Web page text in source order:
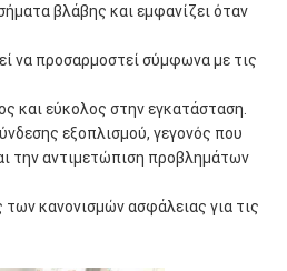
βλάβης και εμφανίζει όταν
να προσαρμοστεί σύμφωνα με τις
και εύκολος στην εγκατάσταση.
εξοπλισμού, γεγονός που
την αντιμετώπιση προβλημάτων
των κανονισμών ασφάλειας για τις